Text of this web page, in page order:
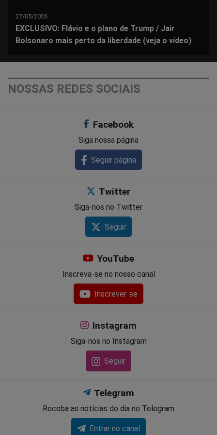
27/05/2026
EXCLUSIVO: Flávio e o plano de Trump / Jair
Bolsonaro mais perto da liberdade (veja o vídeo)
NOSSAS REDES SOCIAIS
Facebook
Siga nossa página
Seguir página
Twitter
Siga-nos no Twitter
Seguir
YouTube
Inscreva-se no nosso canal
Inscrever-se
Instagram
Siga-nos no Instagram
Seguir
Telegram
Receba as notícias do dia no Telegram
Entrar no canal